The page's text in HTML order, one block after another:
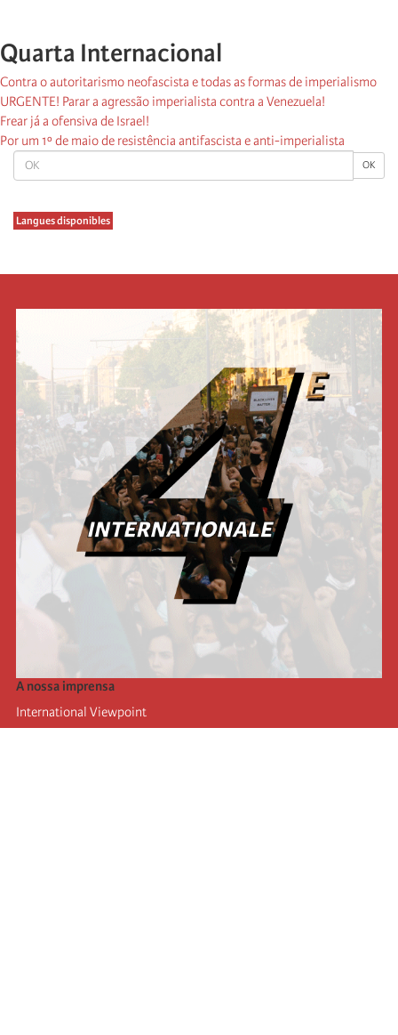
OK OK
Langues disponibles
Quarta Internacional
Contra o autoritarismo neofascista e todas as formas de imperialismo
URGENTE! Parar a agressão imperialista contra a Venezuela!
Frear já a ofensiva de Israel!
Por um 1º de maio de resistência antifascista e anti-imperialista
A nossa imprensa
International Viewpoint